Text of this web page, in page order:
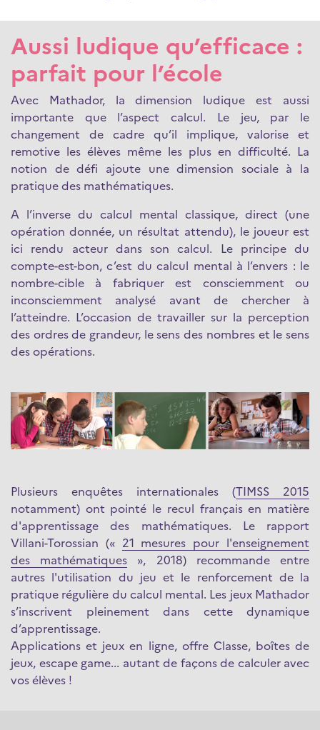
Aussi ludique qu’efficace :
parfait pour l’école
Avec Mathador, la dimension ludique est aussi
importante que l’aspect calcul. Le jeu, par le
changement de cadre qu’il implique, valorise et
remotive les élèves même les plus en difficulté. La
notion de défi ajoute une dimension sociale à la
pratique des mathématiques.
A l’inverse du calcul mental classique, direct (une
opération donnée, un résultat attendu), le joueur est
ici rendu acteur dans son calcul. Le principe du
compte-est-bon, c’est du calcul mental à l’envers : le
nombre-cible à fabriquer est consciemment ou
inconsciemment analysé avant de chercher à
l’atteindre. L’occasion de travailler sur la perception
des ordres de grandeur, le sens des nombres et le sens
des opérations.
Plusieurs enquêtes internationales (TIMSS 2015
notamment) ont pointé le recul français en matière
d'apprentissage des mathématiques. Le rapport
Villani-Torossian (« 21 mesures pour l'enseignement
des mathématiques », 2018) recommande entre
autres l'utilisation du jeu et le renforcement de la
pratique régulière du calcul mental. Les jeux Mathador
s’inscrivent pleinement dans cette dynamique
d’apprentissage.
Applications et jeux en ligne, offre Classe, boîtes de
jeux, escape game... autant de façons de calculer avec
vos élèves !